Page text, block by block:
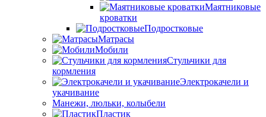
Маятниковые
кроватки
Подростковые
Матрасы
Мобили
Стульчики для
кормления
Электрокачели и
укачивание
Манежи, люльки, колыбели
Пластик